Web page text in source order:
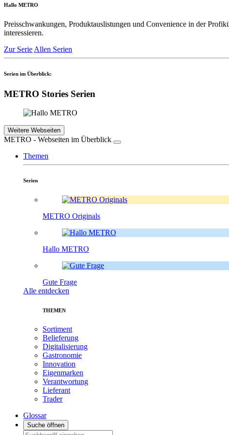
Hallo METRO
Preisschwankungen, Produktauslistungen und Convenience in der
interessieren.
Zur Serie Allen Serien
Serien im Überblick:
METRO Stories Serien
Weitere Webseiten
METRO - Webseiten im Überblick
Themen
Serien
METRO Originals
Hallo METRO
Gute Frage
Alle entdecken
THEMEN
Sortiment
Belieferung
Digitalisierung
Gastronomie
Innovation
Eigenmarken
Verantwortung
Lieferant
Trader
Glossar
Suche öffnen